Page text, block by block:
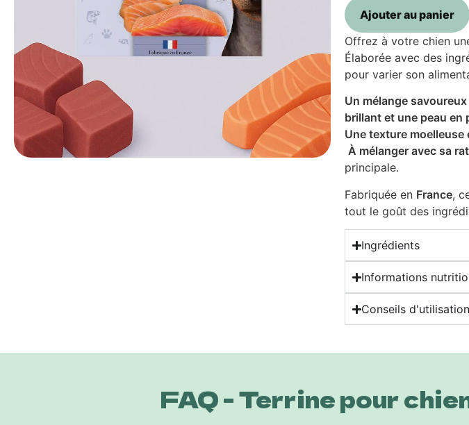
Ajouter au panier
Offrez à votre chien
Élaborée avec des
pour varier son
Un mélange
brillant et une peau en
Une texture moelleuse
️À mélanger avec sa
principale.
Fabriquée en France,
tout le goût des
Ingrédients
Informations
Conseils d'utilisation
FAQ - Terrine pour